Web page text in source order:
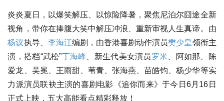
炎炎夏日，以爆笑解压、以惊险降暑，聚焦尼泊尔囧途全新
视角，带你在捧腹大笑中解压冲浪、重新审视人生真谛。由
杨议执导、 李海江编剧，由香港喜剧动作演员樊少皇领衔主
演，搭档“武松”丁海峰、新生代美女演员罗米、阿如那、陈
爱龙、吴冕、王雨甜、苇青、张海燕、苗皓钧、杨少华等实
力派演员联袂主演的喜剧电影《追你而来》于今日6月16日
正式上映，五大高能看点精彩释放！